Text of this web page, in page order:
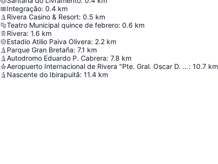
Integração: 0.4 km
Rivera Casino & Resort: 0.5 km
Teatro Municipal quince de febrero: 0.6 km
Rivera: 1.6 km
Estadio Atilio Paiva Olivera: 2.2 km
Parque Gran Bretaña: 7.1 km
Autodromo Eduardo P. Cabrera: 7.8 km
Aeropuerto Internacional de Rivera "Pte. Gral. Oscar D. Gestido": 10.7 km
Nascente do Ibirapuitã: 11.4 km